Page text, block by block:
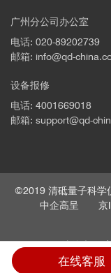
广州分公司办公室
电话: 020-89202739
邮箱: info@qd-
设备报修
电话: 4001669018
邮箱: support@qd-
©2019 清砥量子科学
中企高呈 京
法律声明
在线客服